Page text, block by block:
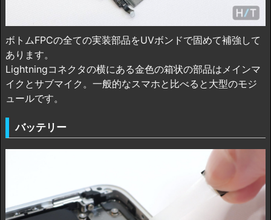
ボトムFPCの全ての実装部品をUVボンドで固めて補強して
あります。
Lightningコネクタの横にある金色の箱状の部品はメインマ
イクとサブマイク。一般的なスマホと比べると大型のモジ
ュールです。
バッテリー